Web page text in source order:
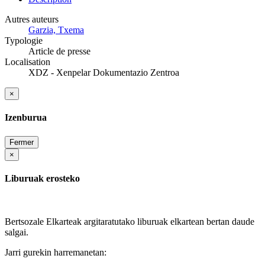
Autres auteurs
Garzia, Txema
Typologie
Article de presse
Localisation
XDZ - Xenpelar Dokumentazio Zentroa
×
Izenburua
Fermer
×
Liburuak erosteko
Bertsozale Elkarteak argitaratutako liburuak elkartean bertan daude
salgai.
Jarri gurekin harremanetan: